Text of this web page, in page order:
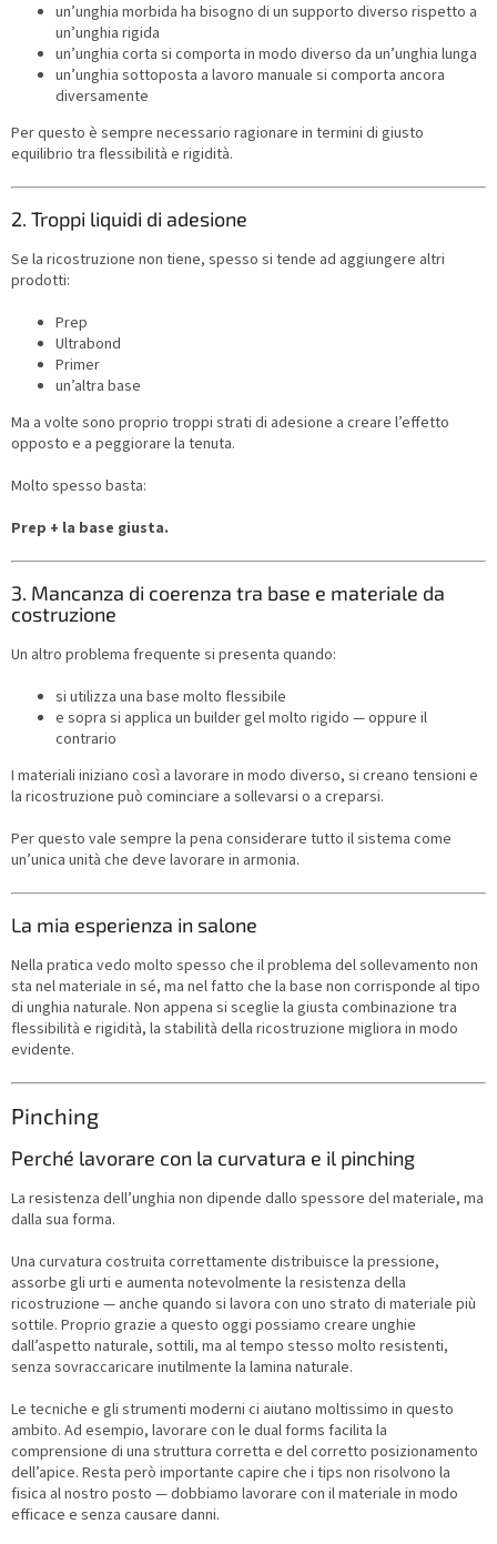
un’unghia morbida ha bisogno di un supporto diverso rispetto a
un’unghia rigida
un’unghia corta si comporta in modo diverso da un’unghia lunga
un’unghia sottoposta a lavoro manuale si comporta ancora
diversamente
Per questo è sempre necessario ragionare in termini di giusto
equilibrio tra flessibilità e rigidità.
2. Troppi liquidi di adesione
Se la ricostruzione non tiene, spesso si tende ad aggiungere altri
prodotti:
Prep
Ultrabond
Primer
un’altra base
Ma a volte sono proprio troppi strati di adesione a creare l’effetto
opposto e a peggiorare la tenuta.
Molto spesso basta:
Prep + la base giusta.
3. Mancanza di coerenza tra base e materiale da
costruzione
Un altro problema frequente si presenta quando:
si utilizza una base molto flessibile
e sopra si applica un builder gel molto rigido — oppure il
contrario
I materiali iniziano così a lavorare in modo diverso, si creano tensioni e
la ricostruzione può cominciare a sollevarsi o a creparsi.
Per questo vale sempre la pena considerare tutto il sistema come
un’unica unità che deve lavorare in armonia.
La mia esperienza in salone
Nella pratica vedo molto spesso che il problema del sollevamento non
sta nel materiale in sé, ma nel fatto che la base non corrisponde al tipo
di unghia naturale. Non appena si sceglie la giusta combinazione tra
flessibilità e rigidità, la stabilità della ricostruzione migliora in modo
evidente.
Pinching
Perché lavorare con la curvatura e il pinching
La resistenza dell’unghia non dipende dallo spessore del materiale, ma
dalla sua forma.
Una curvatura costruita correttamente distribuisce la pressione,
assorbe gli urti e aumenta notevolmente la resistenza della
ricostruzione — anche quando si lavora con uno strato di materiale più
sottile. Proprio grazie a questo oggi possiamo creare unghie
dall’aspetto naturale, sottili, ma al tempo stesso molto resistenti,
senza sovraccaricare inutilmente la lamina naturale.
Le tecniche e gli strumenti moderni ci aiutano moltissimo in questo
ambito. Ad esempio, lavorare con le dual forms facilita la
comprensione di una struttura corretta e del corretto posizionamento
dell’apice. Resta però importante capire che i tips non risolvono la
fisica al nostro posto — dobbiamo lavorare con il materiale in modo
efficace e senza causare danni.